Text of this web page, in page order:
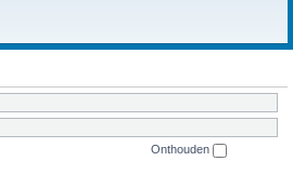
Onthouden